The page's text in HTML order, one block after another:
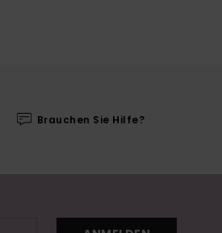
Brauchen Sie Hilfe?